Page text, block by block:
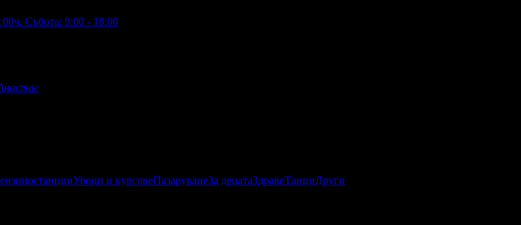
Събота: 9:00 - 18:00
Уроци и курсовеПазаруванеЗа децатаЗдравеТанциДруги